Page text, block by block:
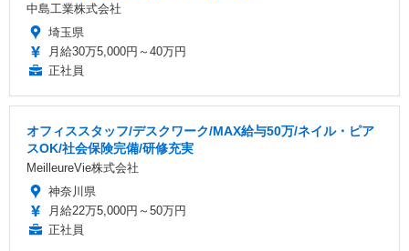
中島工業株式会社
埼玉県
月給30万5,000円～40万円
正社員
オフィススタッフ/デスクワーク/MAX給与50万/ネイル・ピア
スOK/社会保険完備/研修充実
MeilleureVie株式会社
神奈川県
月給22万5,000円～50万円
正社員